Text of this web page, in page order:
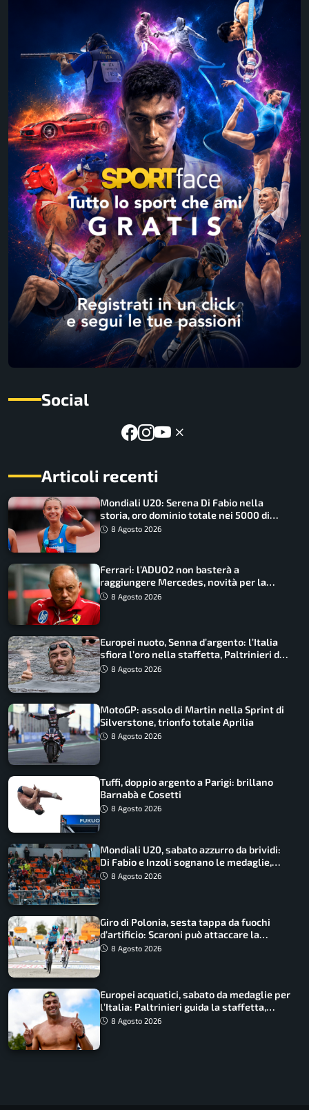
Social
Articoli recenti
Mondiali U20: Serena Di Fabio nella
storia, oro dominio totale nei 5000 di
marcia
8 Agosto 2026
Ferrari: l’ADUO2 non basterà a
raggiungere Mercedes, novità per la
Macarena
8 Agosto 2026
Europei nuoto, Senna d’argento: l’Italia
sfiora l’oro nella staffetta, Paltrinieri da
urlo, il bilancio azzurro
8 Agosto 2026
MotoGP: assolo di Martin nella Sprint di
Silverstone, trionfo totale Aprilia
8 Agosto 2026
Tuffi, doppio argento a Parigi: brillano
Barnabà e Cosetti
8 Agosto 2026
Mondiali U20, sabato azzurro da brividi:
Di Fabio e Inzoli sognano le medaglie,
Castellani e Succo in finale
8 Agosto 2026
Giro di Polonia, sesta tappa da fuochi
d’artificio: Scaroni può attaccare la
maglia di Lemmen
8 Agosto 2026
Europei acquatici, sabato da medaglie per
l’Italia: Paltrinieri guida la staffetta,
Barnabà sogna l’oro dalle grandi altezze
8 Agosto 2026